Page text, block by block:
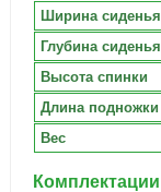
Ширина сиденья
Глубина сиденья
Высота спинки
Длина подножки
Вес
Комплектации